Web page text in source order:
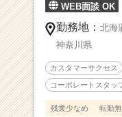
活
イ
チ
ア
キ
ャ
WEB面談 OK
勤務地： 北海
神奈川県
カスタマーサクセス
コーポレートスタッ
残業少なめ 転勤